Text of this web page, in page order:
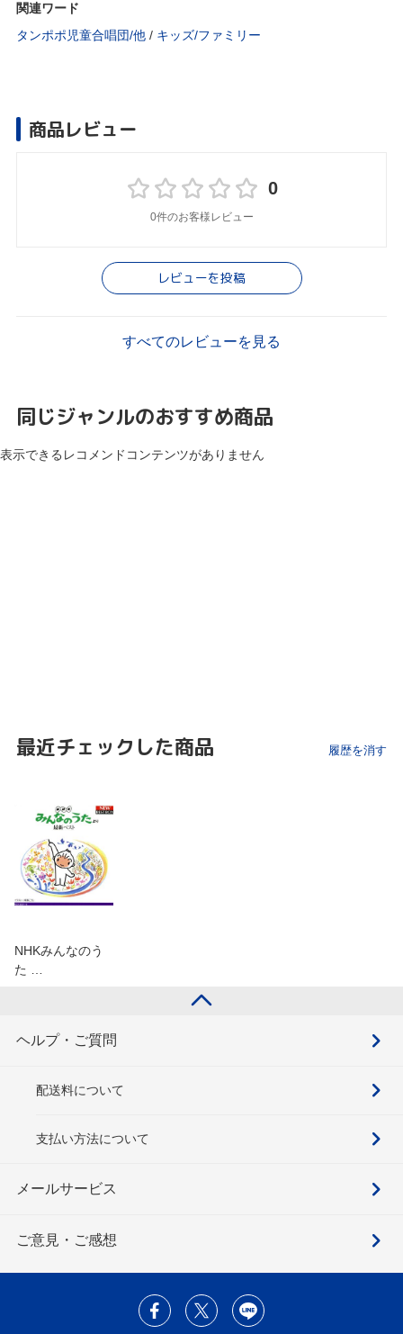
関連ワード
タンポポ児童合唱団/他 / キッズ/ファミリー
商品レビュー
0
0件のお客様レビュー
レビューを投稿
すべてのレビューを見る
同じジャンルのおすすめ商品
表示できるレコメンドコンテンツがありません
最近チェックした商品 履歴を消す
NHKみんなのう
た …
ヘルプ・ご質問
配送料について
支払い方法について
メールサービス
ご意見・ご感想